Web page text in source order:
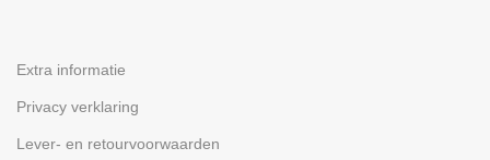
Extra informatie
Privacy verklaring
Lever- en retourvoorwaarden